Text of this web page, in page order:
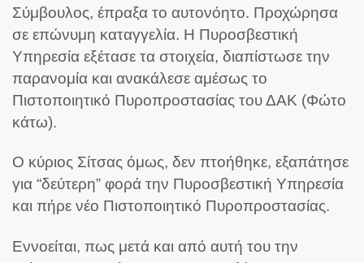
Σύμβουλος, έπραξα το αυτονόητο. Προχώρησα
σε επώνυμη καταγγελία. Η Πυροσβεστική
Υπηρεσία εξέτασε τα στοιχεία, διαπίστωσε την
παρανομία και ανακάλεσε αμέσως το
Πιστοποιητικό Πυροπροστασίας του ΔΑΚ (Φώτο
κάτω).
Ο κύριος Σίτσας όμως, δεν πτοήθηκε, εξαπάτησε
για “δεύτερη” φορά την Πυροσβεστική Υπηρεσία
και πήρε νέο Πιστοποιητικό Πυροπροστασίας.
Εννοείται, πως μετά και από αυτή του την